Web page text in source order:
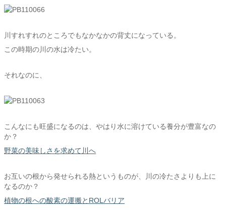
川すれすれのところでもなかなかの背丈になっている。
この時期の川の水は冷たい。
それなのに、
こんなにも旺盛になるのは、やはり水に溶けている養分が豊富なの
か？
野菜の美味しさを求めて川へ
お互いの根から発せられる熱というものが、川の冷たさよりも上に
なるのか？
植物の根への酸素の運搬とROLバリア